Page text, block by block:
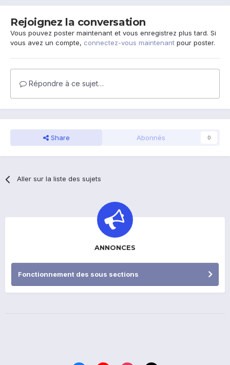
Rejoignez la conversation
Vous pouvez poster maintenant et vous enregistrez plus tard. Si
vous avez un compte, connectez-vous maintenant pour poster.
Répondre à ce sujet…
Share Abonnés 0
Aller sur la liste des sujets
ANNONCES
Fonctionnement des sous sections